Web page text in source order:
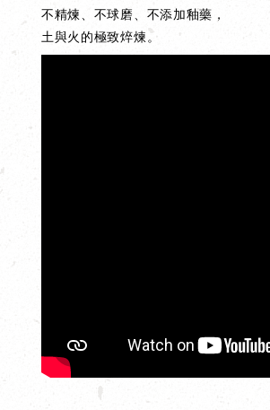
不精煉、不球磨、不添加釉藥，
土與火的極致焠煉。